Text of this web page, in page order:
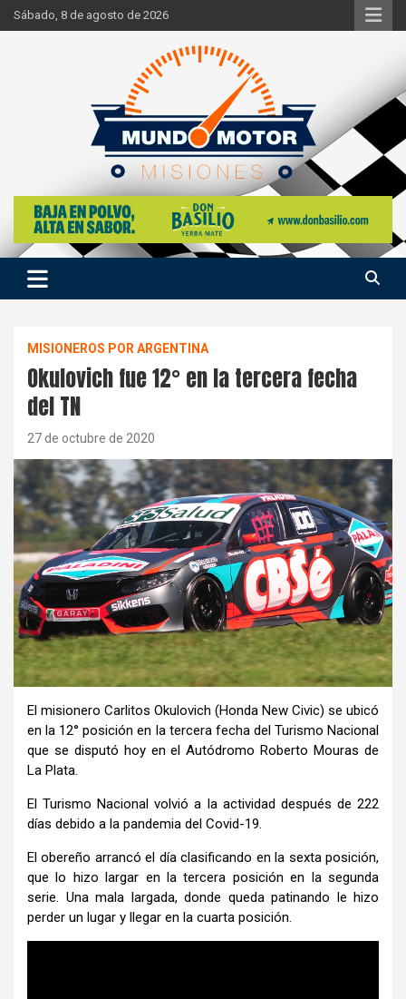
Skip
to
Sábado, 8 de agosto de 2026
Mundo Motor Misiones
Si hay ruido de motores ahí estaremos
MISIONEROS POR ARGENTINA
Okulovich fue 12° en la tercera fecha
del TN
27 de octubre de 2020
El misionero Carlitos Okulovich (Honda New Civic) se ubicó
en la 12° posición en la tercera fecha del Turismo Nacional
que se disputó hoy en el Autódromo Roberto Mouras de
La Plata.
El Turismo Nacional volvió a la actividad después de 222
días debido a la pandemia del Covid-19.
El obereño arrancó el día clasificando en la sexta posición,
que lo hizo largar en la tercera posición en la segunda
serie. Una mala largada, donde queda patinando le hizo
perder un lugar y llegar en la cuarta posición.